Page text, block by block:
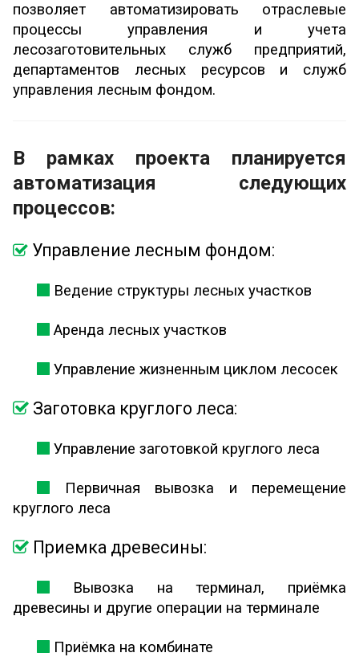
позволяет автоматизировать отраслевые
процессы управления и учета
лесозаготовительных служб предприятий,
департаментов лесных ресурсов и служб
управления лесным фондом.
В рамках проекта планируется
автоматизация следующих
процессов:
Управление лесным фондом:
Ведение структуры лесных участков
Аренда лесных участков
Управление жизненным циклом лесосек
Заготовка круглого леса:
Управление заготовкой круглого леса
Первичная вывозка и перемещение
круглого леса
Приемка древесины:
Вывозка на терминал, приёмка
древесины и другие операции на терминале
Приёмка на комбинате